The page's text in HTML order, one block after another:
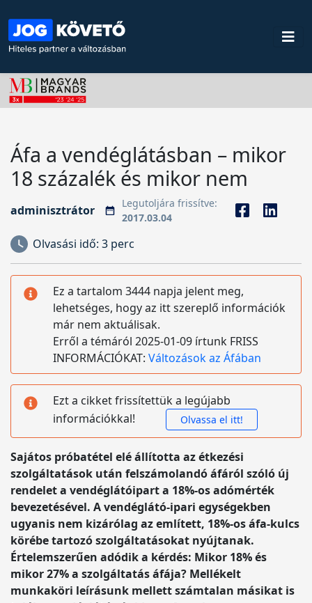
Áfa a vendéglátásban – mikor
18 százalék és mikor nem
adminisztrátor
Legutoljára frissítve:
2017.03.04
Olvasási idő: 3 perc
Ez a tartalom 3444 napja jelent meg,
lehetséges, hogy az itt szereplő információk
már nem aktuálisak.
Erről a témáról 2025-01-09 írtunk FRISS
INFORMÁCIÓKAT: Változások az Áfában
Ezt a cikket frissítettük a legújabb
információkkal!
Olvassa el itt!
Sajátos próbatétel elé állította az étkezési
szolgáltatások után felszámolandó áfáról szóló új
rendelet a vendéglátóipart a 18%-os adómérték
bevezetésével. A vendéglátó-ipari egységekben
ugyanis nem kizárólag az említett, 18%-os áfa-kulcs
körébe tartozó szolgáltatásokat nyújtanak.
Értelemszerűen adódik a kérdés: Mikor 18% és
mikor 27% a szolgáltatás áfája? Mellékelt
munkaköri leírásunk mellett számtalan másikat is